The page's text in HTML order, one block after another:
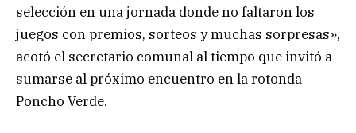
selección en una jornada donde no faltaron los
juegos con premios, sorteos y muchas sorpresas»,
acotó el secretario comunal al tiempo que invitó a
sumarse al próximo encuentro en la rotonda
Poncho Verde.